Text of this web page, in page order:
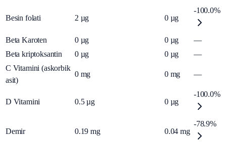
Besin folati 2 µg 0 µg
-100.0%
Beta Karoten 0 µg 0 µg
—
Beta kriptoksantin
0 µg 0 µg
—
C Vitamini (askorbik
asit)
0 mg 0 mg —
D Vitamini 0.5 µg 0 µg
-100.0%
Demir 0.19 mg 0.04 mg
-78.9%